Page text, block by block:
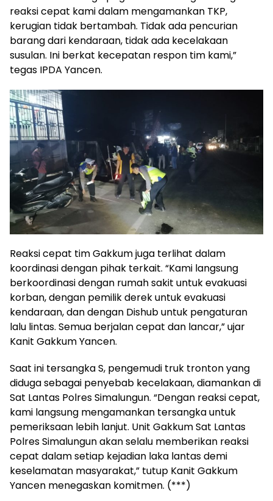
reaksi cepat kami dalam mengamankan TKP,
kerugian tidak bertambah. Tidak ada pencurian
barang dari kendaraan, tidak ada kecelakaan
susulan. Ini berkat kecepatan respon tim kami,”
tegas IPDA Yancen.
Reaksi cepat tim Gakkum juga terlihat dalam
koordinasi dengan pihak terkait. “Kami langsung
berkoordinasi dengan rumah sakit untuk evakuasi
korban, dengan pemilik derek untuk evakuasi
kendaraan, dan dengan Dishub untuk pengaturan
lalu lintas. Semua berjalan cepat dan lancar,” ujar
Kanit Gakkum Yancen.
Saat ini tersangka S, pengemudi truk tronton yang
diduga sebagai penyebab kecelakaan, diamankan di
Sat Lantas Polres Simalungun. “Dengan reaksi cepat,
kami langsung mengamankan tersangka untuk
pemeriksaan lebih lanjut. Unit Gakkum Sat Lantas
Polres Simalungun akan selalu memberikan reaksi
cepat dalam setiap kejadian laka lantas demi
keselamatan masyarakat,” tutup Kanit Gakkum
Yancen menegaskan komitmen. (***)